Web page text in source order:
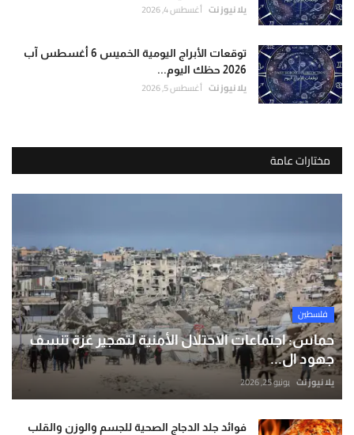
يلا نيوز نت أغسطس 4, 2026
توقعات الأبراج اليومية الخميس 6 أغسطس آب
2026 حظك اليوم...
يلا نيوز نت أغسطس 5, 2026
مختارات عامة
فلسطين
حماس: اجتماعات الاحتلال الأمنية لتهجير غزة تنسف
جهود ال...
يلا نيوز نت يونيو 25, 2026
فوائد جلد الدجاج الصحية للجسم والوزن والقلب